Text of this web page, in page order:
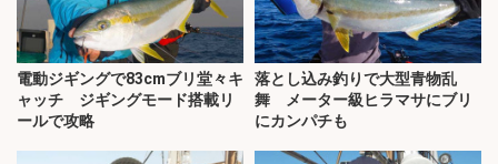
電動ジギングで83cmブリ堂々キ
ャッチ ジギングモード搭載リ
ールで攻略
落とし込み釣りで大型青物乱
舞 メーター級ヒラマサにブリ
にカンパチも